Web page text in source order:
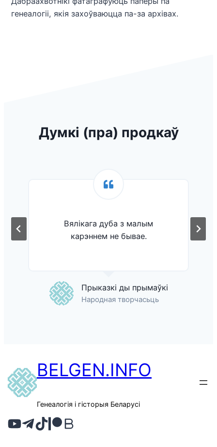
генеалогіі, якія захоўваюцца па-за архівах.
Думкі (пра) продкаў
Вялікага дуба з малым
карэннем не бывае.
Прыказкі ды прымаўкі
Народная творчасьць
BELGEN.INFO
Генеалогія і гісторыя Беларусі